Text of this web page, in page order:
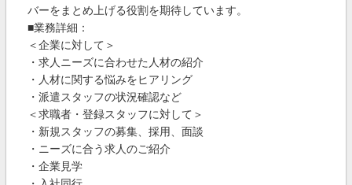
バーをまとめ上げる役割を期待しています。
■業務詳細：
＜企業に対して＞
・求人ニーズに合わせた人材の紹介
・人材に関する悩みをヒアリング
・派遣スタッフの状況確認など
＜求職者・登録スタッフに対して＞
・新規スタッフの募集、採用、面談
・ニーズに合う求人のご紹介
・企業見学